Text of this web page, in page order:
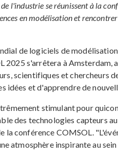
l'industrie se réunissent à la
en modélisation et
de logiciels de
2025 s'arrêtera à Amsterdam,
scientifiques et chercheurs
idées et d'apprendre de
stimulant pour
des technologies capteurs
conférence COMSOL.
atmosphère inspirante au